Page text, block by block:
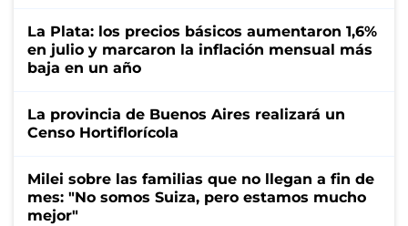
La Plata: los precios básicos aumentaron 1,6%
en julio y marcaron la inflación mensual más
baja en un año
La provincia de Buenos Aires realizará un
Censo Hortiflorícola
Milei sobre las familias que no llegan a fin de
mes: "No somos Suiza, pero estamos mucho
mejor"